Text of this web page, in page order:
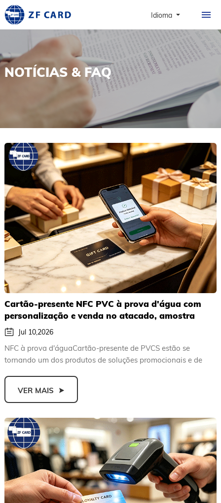
Idioma
CASA
PRODUTOS
SOBRE
CARTÕES
CASO
NOTÍCIAS & FAQ
NOTÍCIAS & FAQ
Cartão-presente NFC PVC à prova d'água com
personalização e venda no atacado, amostra
grátisJul 10,2026
NFC à prova d'águaCartão-presente de PVCS estão se
tornando um dos produtos de soluções promocionais e de
VER MAIS